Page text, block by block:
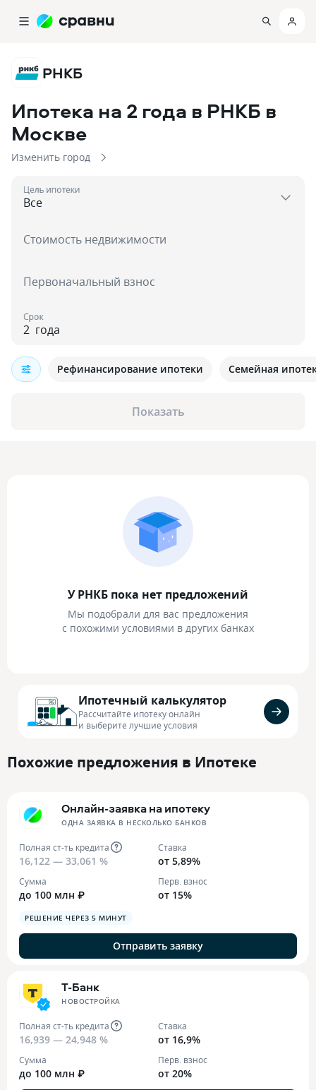
РНКБ
Ипотека на 2 года в РНКБ в
Москве
Изменить город
Цель ипотеки
Стоимость недвижимости
Первоначальный взнос
года
Срок
Показать
Рефинансирование ипотеки Семейная
У РНКБ пока нет предложений
Мы подобрали для вас предложения
с похожими условиями в других банках
Ипотечный калькулятор
Рассчитайте ипотеку онлайн
и выберите лучшие условия
Похожие предложения в Ипотеке
Онлайн-заявка на ипотеку
ОДНА ЗАЯВКА В НЕСКОЛЬКО БАНКОВ
Полная ст-ть кредита
16,122 — 33,061 %
Ставка
от 5,89%
Сумма
до 100 млн ₽
Перв. взнос
от 15%
РЕШЕНИЕ ЧЕРЕЗ 5 МИНУТ
Отправить заявку
Т-Банк
НОВОСТРОЙКА
Полная ст-ть кредита
16,939 — 24,948 %
Ставка
от 16,9%
Сумма
до 100 млн ₽
Перв. взнос
от 20%